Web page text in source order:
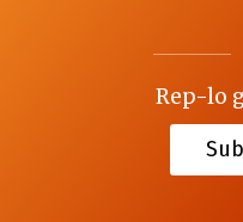
Rep-lo